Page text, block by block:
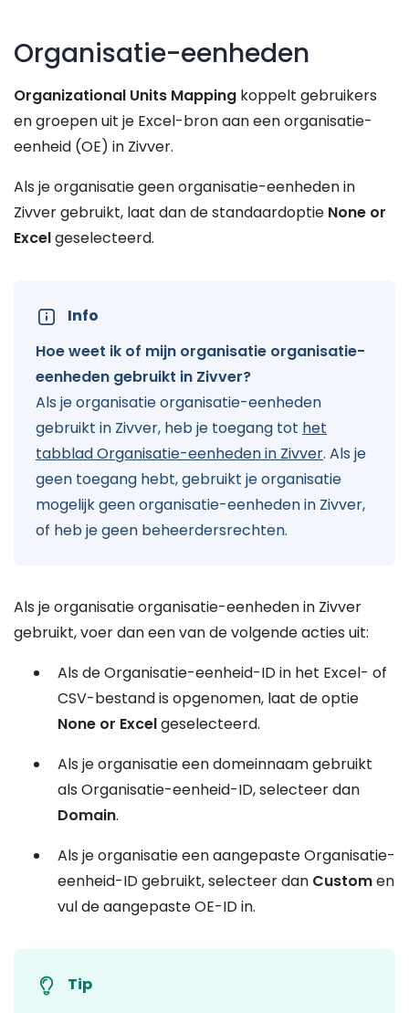
Organisatie-eenheden
Organizational Units Mapping koppelt gebruikers
en groepen uit je Excel-bron aan een organisatie-
eenheid (OE) in Zivver.
Als je organisatie geen organisatie-eenheden in
Zivver gebruikt, laat dan de standaardoptie None or
Excelgeselecteerd.
Info
Hoe weet ik of mijn organisatie organisatie-
eenheden gebruikt in Zivver?
Als je organisatie organisatie-eenheden
gebruikt in Zivver, heb je toegang tot het
tabblad Organisatie-eenheden in Zivver. Als je
geen toegang hebt, gebruikt je organisatie
mogelijk geen organisatie-eenheden in Zivver,
of heb je geen beheerdersrechten.
Als je organisatie organisatie-eenheden in Zivver
gebruikt, voer dan een van de volgende acties uit:
Als de Organisatie-eenheid-ID in het Excel- of
CSV-bestand is opgenomen, laat de optie
None or Excelgeselecteerd.
Als je organisatie een domeinnaam gebruikt
als Organisatie-eenheid-ID, selecteer dan
Domain.
Als je organisatie een aangepaste Organisatie-
eenheid-ID gebruikt, selecteer dan Customen
vul de aangepaste OE-ID in.
Tip